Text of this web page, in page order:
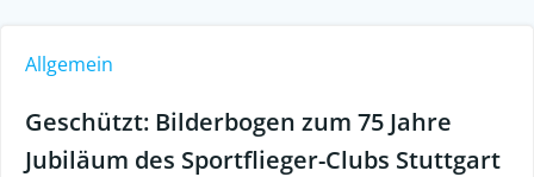
Allgemein
Geschützt: Bilderbogen zum 75 Jahre
Jubiläum des Sportflieger-Clubs Stuttgart